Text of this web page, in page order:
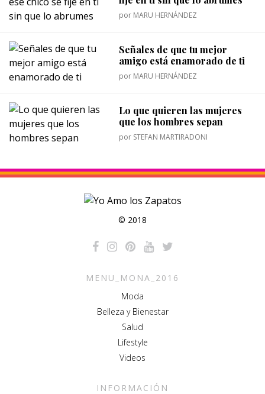
por MARU HERNÁNDEZ
Señales de que tu mejor
amigo está enamorado de ti
por MARU HERNÁNDEZ
Lo que quieren las mujeres
que los hombres sepan
por STEFAN MARTIRADONI
© 2018
MENU_MONA_2016
Moda
Belleza y Bienestar
Salud
Lifestyle
Videos
INFORMACIÓN